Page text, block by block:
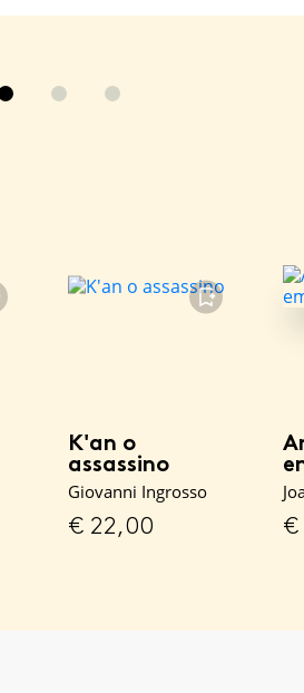
FAVORITO
K'an o
assassino
Giovanni Ingrosso
€22,00 €